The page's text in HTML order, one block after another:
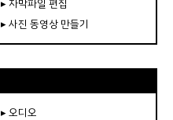
▸ 자막파일 편집
▸ 사진 동영상 만들기
▸ 오디오